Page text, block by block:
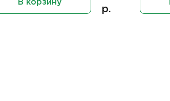
В корзину
р.